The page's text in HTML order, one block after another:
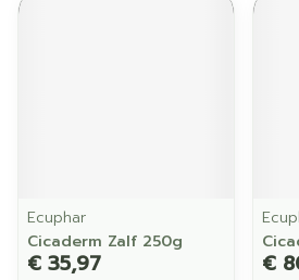
Ecuphar
Cicaderm Zalf 250g
€ 35,97 €